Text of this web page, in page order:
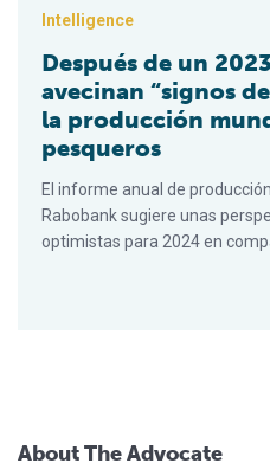
Intelligence
Después de un
avecinan “signos
la producción
pesqueros
El informe anual de
Rabobank sugiere unas
optimistas para 2024 en
About The Advocate